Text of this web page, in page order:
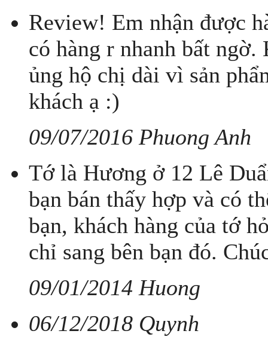
Review! Em nhận được
có hàng r nhanh bất
ủng hộ chị dài vì sản
khách ạ :)
09/07/2016 Phuong Anh
Tớ là Hương ở 12 Lê
bạn bán thấy hợp và có
bạn, khách hàng của tớ
chỉ sang bên bạn đó.
09/01/2014 Huong
06/12/2018 Quynh